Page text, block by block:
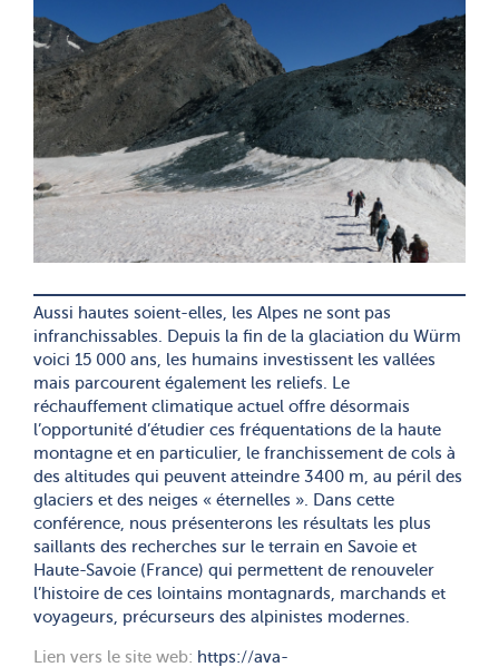
Aussi hautes soient-elles, les Alpes ne sont pas
infranchissables. Depuis la fin de la glaciation du Würm
voici 15 000 ans, les humains investissent les vallées
mais parcourent également les reliefs. Le
réchauffement climatique actuel offre désormais
l’opportunité d’étudier ces fréquentations de la haute
montagne et en particulier, le franchissement de cols à
des altitudes qui peuvent atteindre 3400 m, au péril des
glaciers et des neiges « éternelles ». Dans cette
conférence, nous présenterons les résultats les plus
saillants des recherches sur le terrain en Savoie et
Haute-Savoie (France) qui permettent de renouveler
l’histoire de ces lointains montagnards, marchands et
voyageurs, précurseurs des alpinistes modernes.
Lien vers le site web: https://ava-